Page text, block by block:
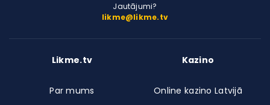
Jautājumi?
likme@likme.tv
Likme.tv
Par mums
Kazino
Online kazino Latvijā